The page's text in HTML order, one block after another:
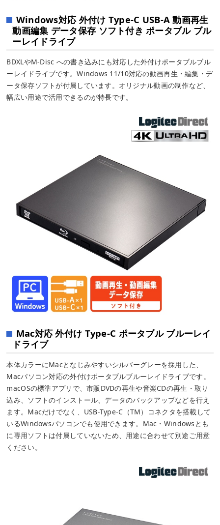
Windows対応 外付け Type-C USB-A 動画再生
動画編集 データ保存 ソフト付き ポータブル ブル
ーレイドライブ
BDXLやM-Disc への書き込みにも対応した外付けポータブルブル
ーレイドライブです。Windows 11/10対応の動画再生・編集・デ
ータ保存ソフトが付属しています。オリジナル動画の制作など、
幅広い用途で活用できるのが特長です。
Mac対応 外付け Type-C ポータブル ブルーレイ
ドライブ
本体カラーにMacとなじみやすいシルバーグレーを採用した、
Macパソコン対応の外付けポータブルブルーレイドライブです。
macOSの標準アプリで、市販DVDの再生や音楽CDの再生・取り
込み、ソフトのインストール、データのバックアップなどを行え
ます。Macだけでなく、USB-Type-C（TM）コネクタを搭載して
いるWindowsパソコンでも使用できます。Mac・Windowsとも
に専用ソフトは付属していないため、用途に合わせて別途ご用意
ください。